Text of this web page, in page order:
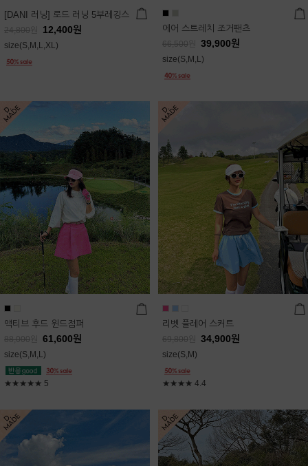
[DANI 러닝] 로드 러닝 5부레깅스
24,800 12,400원
size(S,M,L,XL)
에어 스트레치 조거팬츠
66,500 39,900원
size(S,M,L)
액티브 후드 윈드점퍼
88,000 61,600원
size(S,M,L)
★★★★★ 5
리벳 플레어 스커트
69,800 34,900원
size(S,M)
★★★★ 4.4